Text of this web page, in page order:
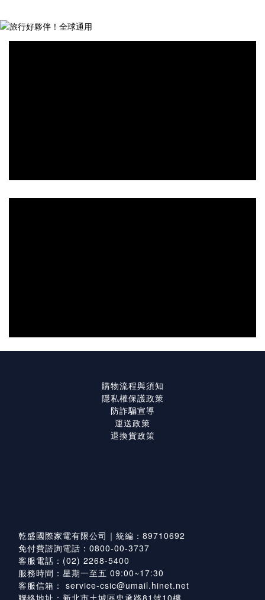
購物流程與須知
隱私權保護政策
防詐騙宣導
運送政策
退換貨政策
乾盛國際家電有限公司｜統編：89710692
免付費諮詢電話：0800-00-3737
客服電話：(02) 2268-5400
服務時間：星期一至五 09:00~17:30
客服信箱： service-csic@umail.hinet.net